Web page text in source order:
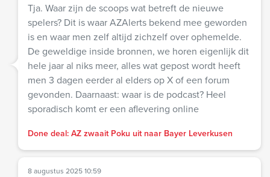
Tja. Waar zijn de scoops wat betreft de nieuwe
spelers? Dit is waar AZAlerts bekend mee geworden
is en waar men zelf altijd zichzelf over ophemelde.
De geweldige inside bronnen, we horen eigenlijk dit
hele jaar al niks meer, alles wat gepost wordt heeft
men 3 dagen eerder al elders op X of een forum
gevonden. Daarnaast: waar is de podcast? Heel
sporadisch komt er een aflevering online
Done deal: AZ zwaait Poku uit naar Bayer Leverkusen
8 augustus 2025 10:59